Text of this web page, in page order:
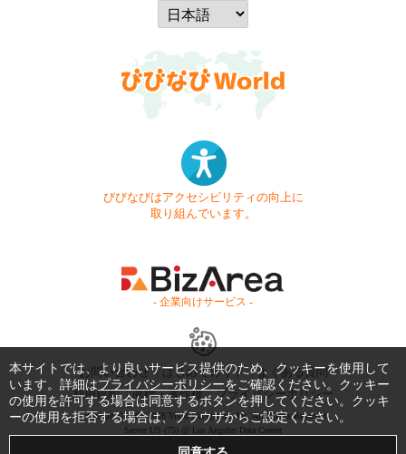
びびなびはアクセシビリティの向上に
取り組んでいます。
- 企業向けサービス -
お問い合わせ はじめてガイド
よくある質問
利用規約
商標・著作権 プライバシーポリシー
Copyright © 1999-2026 Vivid Navigation, Inc. All Rights Reserved.
Server US (75) @ Los Angeles Data Center
本サイトでは、より良いサービス提供のため、クッキーを使用して
います。詳細はプライバシーポリシーをご確認ください。クッキー
の使用を許可する場合は同意するボタンを押してください。クッキ
ーの使用を拒否する場合は、ブラウザからご設定ください。